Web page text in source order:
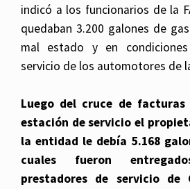
indicó a los funcionarios de la
quedaban 3.200 galones de
mal estado y en
servicio de los automotores de
Luego del cruce de
estación de servicio el
la entidad le debía 5.168
cuales fueron
prestadores de servicio de